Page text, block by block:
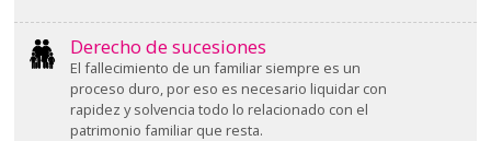
Derecho de sucesiones
El fallecimiento de un familiar siempre es un
proceso duro, por eso es necesario liquidar con
rapidez y solvencia todo lo relacionado con el
patrimonio familiar que resta.